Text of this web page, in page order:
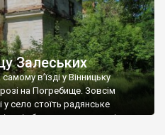
Залеських
в’їзді у Вінницьку
на Погребище. Зовсім
у село стоїть радянське
і яблуню, а трохи далі, десь